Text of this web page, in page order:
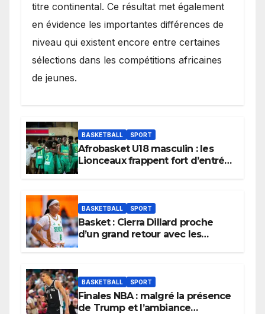
titre continental. Ce résultat met également
en évidence les importantes différences de
niveau qui existent encore entre certaines
sélections dans les compétitions africaines
de jeunes.
BASKETBALL SPORT
Afrobasket U18 masculin : les
Lionceaux frappent fort d’entrée
BASKETBALL SPORT
Basket : Cierra Dillard proche
d’un grand retour avec les
BASKETBALL SPORT
Finales NBA : malgré la présence
de Trump et l’ambiance